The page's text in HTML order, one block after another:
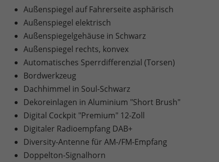
Außenspiegel auf Fahrerseite asphärisch
Außenspiegel elektrisch
Außenspiegelgehäuse in Schwarz
Außenspiegel rechts, konvex
Automatisches Sperrdifferenzial (Torsen)
Bordwerkzeug
Dachhimmel in Soul-Schwarz
Dekoreinlagen in Aluminium "Short Brush"
Digital Cockpit "Premium" 12-Zoll
Digitaler Radioempfang DAB+
Diversity-Antenne für AM-/FM-Empfang
Doppelton-Signalhorn